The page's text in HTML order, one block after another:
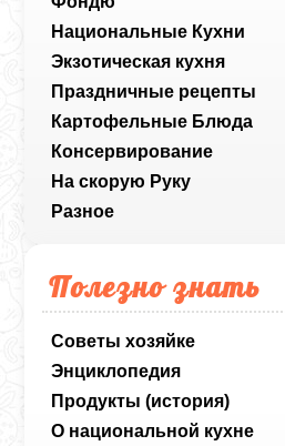
Национальные Кухни
Экзотическая кухня
Праздничные рецепты
Картофельные Блюда
Консервирование
На скорую Руку
Разное
Полезно знать
Советы хозяйке
Энциклопедия
Продукты (история)
О национальной кухне